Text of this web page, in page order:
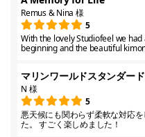
Remus & Nina 様
5
With the lovely Studiofeel we
beginning and the beautiful
マリンワールドスタンダー
N 様
5
悪天候にも関わらず柔軟な対応
た。 すごく楽しめました！